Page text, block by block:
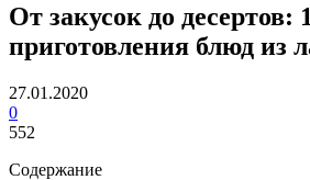
От закусок до десертов:
приготовления блюд из
27.01.2020
0
552
Содержание